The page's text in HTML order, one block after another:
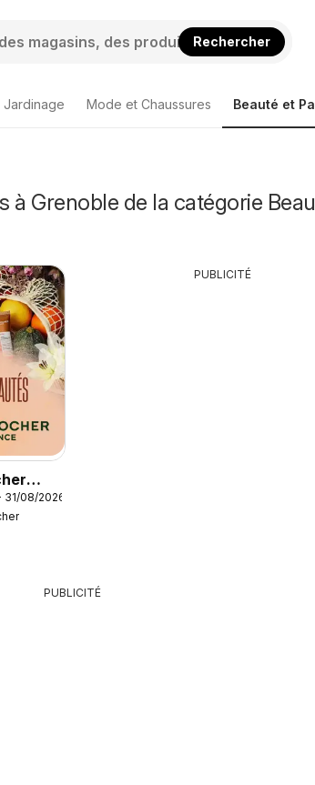
Rechercher
Jardinage Mode et Chaussures Beauté et
à Grenoble de la catégorie
08/2026
PUBLICITÉ
PUBLICITÉ